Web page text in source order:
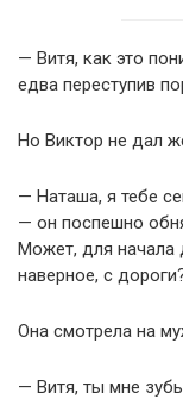
— Витя, как это
едва переступив
Но Виктор не дал
— Наташа, я тебе
— он поспешно
Может, для начала
наверное, с
Она смотрела на
— Витя, ты мне